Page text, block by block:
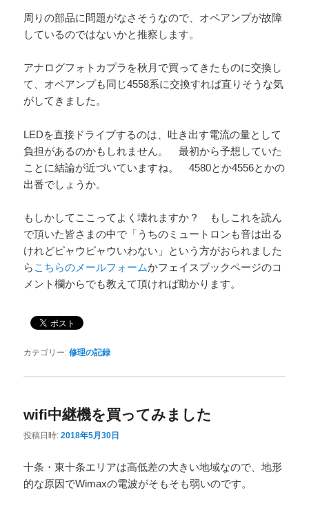
周りの部品に問題がなさそうなので、オペアンプが故障
しているのではないかと推察します。
アナログフォトカプラを秋月で買ってきたものに交換し
て、オペアンプも同じ4558系に交換すれば直りそうな気
がしてきました。
LEDを直接ドライブするのは、吐き出す電流の量として
負担があるのかもしれません。 最初から予想していた
ことに結論が近づいていますね。 4580とか4556とかの
出番でしょうか。
もしかしてここってよく壊れますか？ もしこれを読ん
で頂いた皆さまの中で「うちのミュートロンも音は出る
けれどピャウピャウいわない」という方がおられました
ら こちらのメールフォームかフェイスブックページのコ
メント欄からでも教えて頂ければ助かります。
カテゴリー: 修理の記録
wifi中継機を買ってみました
投稿日時:2018年5月30日
十条・東十条エリアは高低差の大きい地域なので、地形
的な原因でWimaxの電波がそもそも弱いのです。